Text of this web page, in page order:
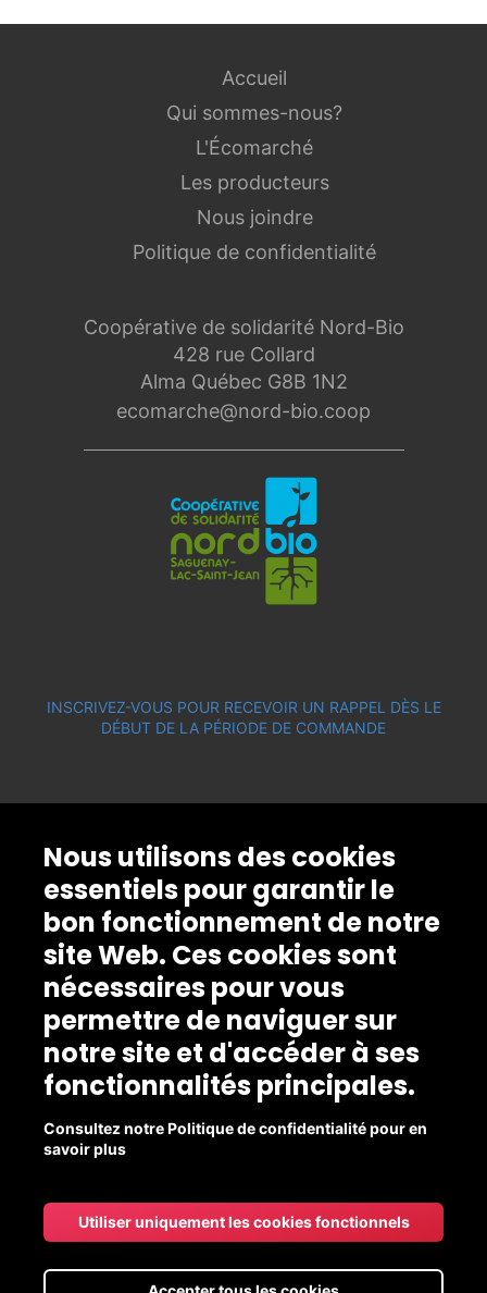
Coopérative de solidarité Nord-Bio
428 rue Collard
Alma Québec G8B 1N2
ecomarche@nord-bio.coop
Accueil
Qui sommes-nous?
L'Écomarché
Les producteurs
Nous joindre
Politique de confidentialité
INSCRIVEZ-VOUS POUR RECEVOIR UN RAPPEL DÈS LE
DÉBUT DE LA PÉRIODE DE COMMANDE
Nous utilisons des cookies
essentiels pour garantir le
bon fonctionnement de notre
site Web. Ces cookies sont
nécessaires pour vous
permettre de naviguer sur
notre site et d'accéder à ses
fonctionnalités principales.
Consultez notre Politique de confidentialité pour en
savoir plus
Utiliser uniquement les cookies fonctionnels